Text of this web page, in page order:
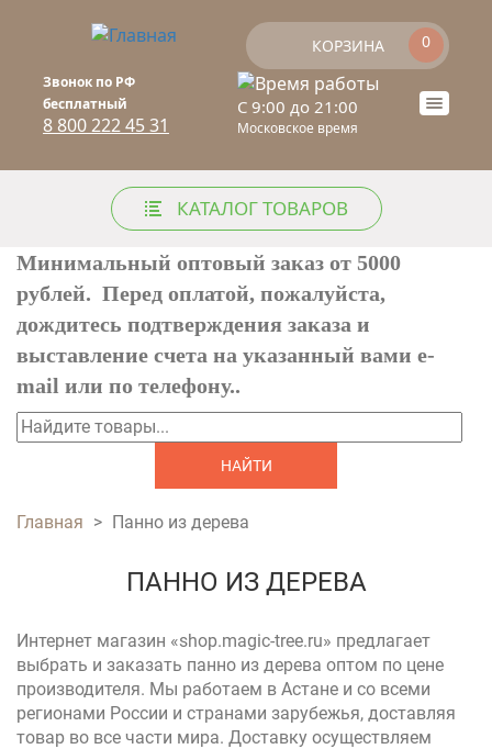
Звонок по РФ
бесплатный
8 800 222 45 31
C 9:00 до 21:00
Московское время
Toogle
КОРЗИНА 0
КАТАЛОГ ТОВАРОВ
Минимальный оптовый заказ от 5000
рублей. Перед оплатой, пожалуйста,
дождитесь подтверждения заказа и
выставление счета на указанный вами e-
mail или по телефону..
Найти
ВЫ ЗДЕСЬ
Главная > Панно из дерева
ПАННО ИЗ ДЕРЕВА
Интернет магазин «shop.magic-tree.ru» предлагает
выбрать и заказать панно из дерева оптом по цене
производителя. Мы работаем в Астане и со всеми
регионами России и странами зарубежья, доставляя
товар во все части мира. Доставку осуществляем